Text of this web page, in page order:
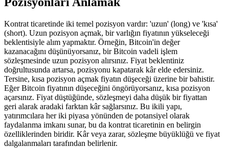
Kontrat ticaretinde iki temel pozisyon vardır: 'uzun' (long) ve 'kısa'
(short). Uzun pozisyon açmak, bir varlığın fiyatının yükseleceği
beklentisiyle alım yapmaktır. Örneğin, Bitcoin'in değer
kazanacağını düşünüyorsanız, bir Bitcoin vadeli işlem
sözleşmesinde uzun pozisyon alırsınız. Fiyat beklentiniz
doğrultusunda artarsa, pozisyonu kapatarak kâr elde edersiniz.
Tersine, kısa pozisyon açmak fiyatın düşeceği üzerine bir bahistir.
Eğer Bitcoin fiyatının düşeceğini öngörüyorsanız, kısa pozisyon
açarsınız. Fiyat düştüğünde, sözleşmeyi daha düşük bir fiyattan
geri alarak aradaki farktan kâr sağlarsınız. Bu ikili yapı,
yatırımcılara her iki piyasa yönünden de potansiyel olarak
faydalanma imkanı sunar, bu da kontrat ticaretinin en belirgin
özelliklerinden biridir. Kâr veya zarar, sözleşme büyüklüğü ve fiyat
dalgalanmaları tarafından belirlenir.